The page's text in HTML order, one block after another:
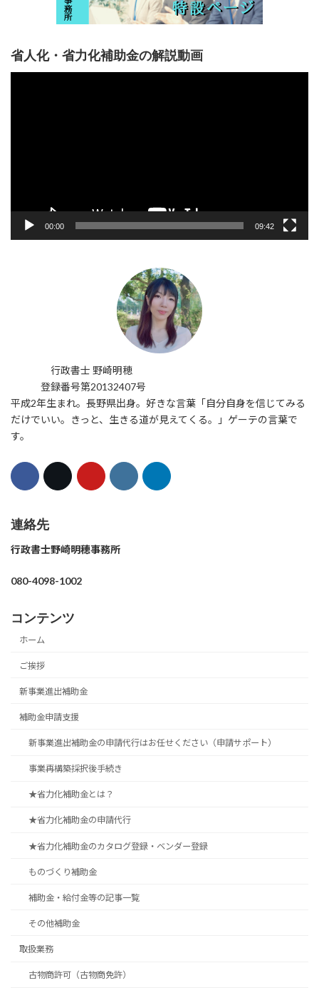
省人化・省力化補助金の解説動画
00:00 09:42
行政書士 野崎明穂
登録番号第20132407号
平成2年生まれ。長野県出身。好きな言葉「自分自身を信じてみる
だけでいい。きっと、生きる道が見えてくる。」ゲーテの言葉で
す。
連絡先
行政書士野崎明穂事務所
080-4098-1002
コンテンツ
ホーム
ご挨拶
新事業進出補助金
補助金申請支援
新事業進出補助金の申請代行はお任せください（申請サポート）
事業再構築採択後手続き
★省力化補助金とは？
★省力化補助金の申請代行
★省力化補助金のカタログ登録・ベンダー登録
ものづくり補助金
補助金・給付金等の記事一覧
その他補助金
取扱業務
古物商許可（古物商免許）